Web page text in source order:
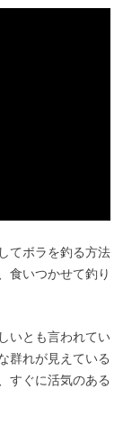
てボラを釣る方法
食いつかせて釣り
いとも言われてい
群れが見えている
すぐに活気のある